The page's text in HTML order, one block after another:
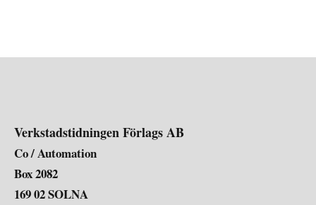
Verkstadstidningen Förlags AB
Co / Automation
Box 2082
169 02 SOLNA